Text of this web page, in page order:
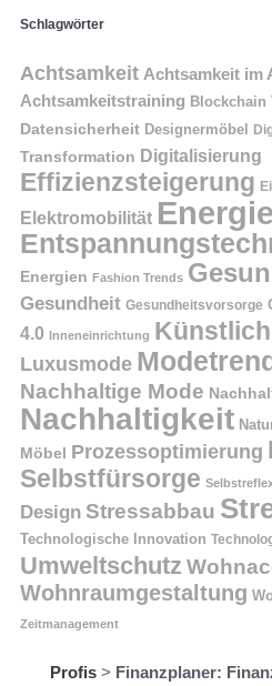
Schlagwörter
Achtsamkeit Achtsamkeit im
Achtsamkeitstraining Blockchain
Datensicherheit Designermöbel
Transformation Digitalisierung
Effizienzsteigerung
Elektromobilität
Energien Fashion Trends
Gesundheit Gesundheitsvorsorge
4.0 Inneneinrichtung
Luxusmode
Nachhaltige Mode
Nachhaltigkeit
Möbel
Prozessoptimierung
Selbstfürsorge
Design Stressabbau
Technologische Innovation
Umweltschutz
Wohnraumgestaltung
Zeitmanagement
Profis > Finanzplaner: